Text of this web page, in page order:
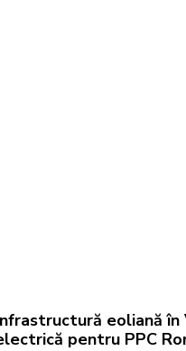
eoliană
pentru PPC